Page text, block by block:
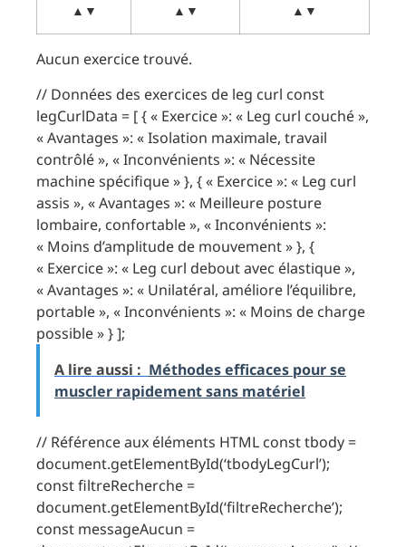
▲▼
▲▼
▲▼
Aucun exercice trouvé.
// Données des exercices de leg curl const
legCurlData = [ { « Exercice »: « Leg curl couché »,
« Avantages »: « Isolation maximale, travail
contrôlé », « Inconvénients »: « Nécessite
machine spécifique » }, { « Exercice »: « Leg curl
assis », « Avantages »: « Meilleure posture
lombaire, confortable », « Inconvénients »:
« Moins d’amplitude de mouvement » }, {
« Exercice »: « Leg curl debout avec élastique »,
« Avantages »: « Unilatéral, améliore l’équilibre,
portable », « Inconvénients »: « Moins de charge
possible » } ];
A lire aussi : Méthodes efficaces pour se
muscler rapidement sans matériel
// Référence aux éléments HTML const tbody =
document.getElementById(‘tbodyLegCurl’);
const filtreRecherche =
document.getElementById(‘filtreRecherche’);
const messageAucun =